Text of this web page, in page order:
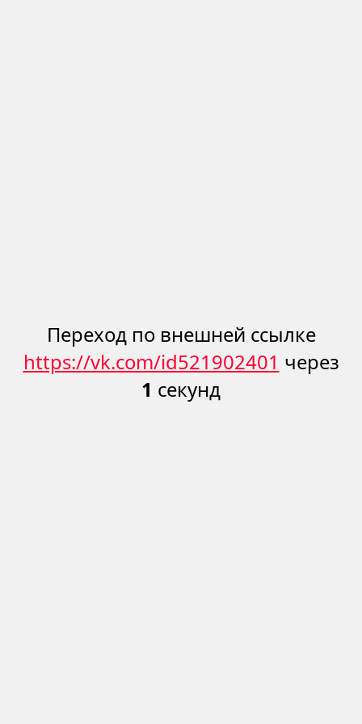
Переход по внешней ссылке
https://vk.com/id521902401 через
1 секунд